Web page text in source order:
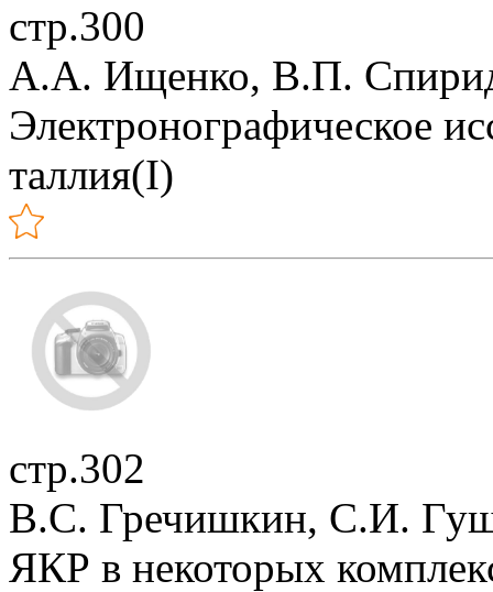
стр.300
А.А. Ищенко, В.П.
Электронографическое
таллия(I)
стр.302
В.С. Гречишкин, С.И.
ЯКР в некоторых